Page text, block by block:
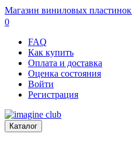
Магазин виниловых пластинок
0
FAQ
Как купить
Оплата и доставка
Оценка состояния
Войти
Регистрация
Каталог